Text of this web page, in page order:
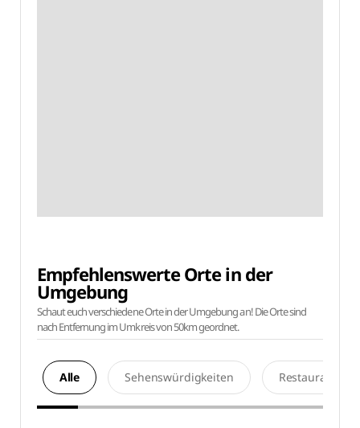
Empfehlenswerte Orte in der
Umgebung
Schaut euch verschiedene Orte in der Umgebung an! Die Orte sind
nach Entfernung im Umkreis von 50km geordnet.
Alle Sehenswürdigkeiten Restaurants